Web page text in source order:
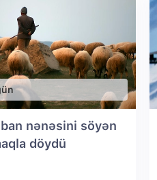
nənəsini söyən
döydü